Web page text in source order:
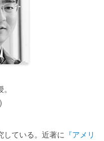
している。近著に 『アメリ